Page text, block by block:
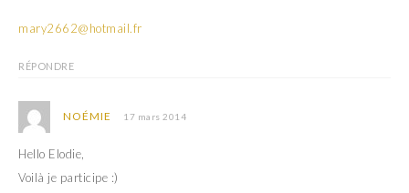
mary2662@hotmail.fr
RÉPONDRE
NOÉMIE 17 mars 2014
Hello Elodie,
Voilà je participe :)